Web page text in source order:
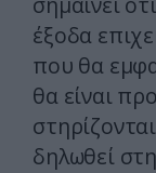
έξοδα
που θα
θα είναι
δηλωθεί